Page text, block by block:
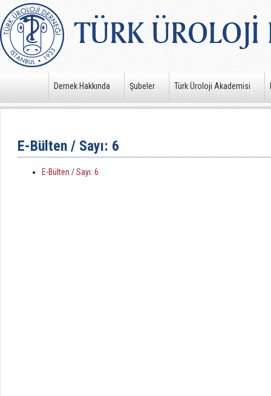
Dernek Hakkında Şubeler Türk Üroloji Akademisi
E-Bülten / Sayı: 6
E-Bülten / Sayı: 6